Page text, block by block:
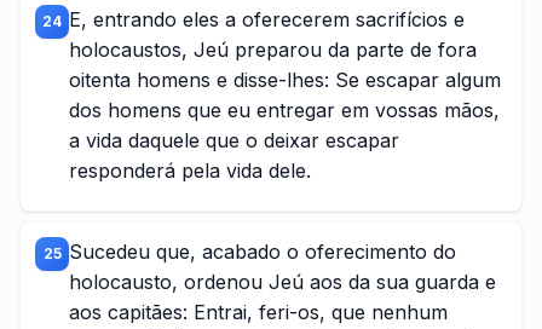
24 E, entrando eles a oferecerem sacrifícios e
holocaustos, Jeú preparou da parte de fora
oitenta homens e disse-lhes: Se escapar algum
dos homens que eu entregar em vossas mãos,
a vida daquele que o deixar escapar
responderá pela vida dele.
25 Sucedeu que, acabado o oferecimento do
holocausto, ordenou Jeú aos da sua guarda e
aos capitães: Entrai, feri-os, que nenhum